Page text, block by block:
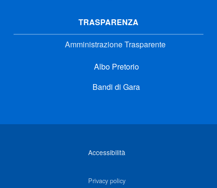
TRASPARENZA
Amministrazione Trasparente
Albo Pretorio
Bandi di Gara
Accessibilità
Privacy policy